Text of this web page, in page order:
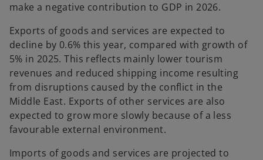
make a negative contribution to GDP in 2026.
Exports of goods and services are expected to
decline by 0.6% this year, compared with growth of
5% in 2025. This reflects mainly lower tourism
revenues and reduced shipping income resulting
from disruptions caused by the conflict in the
Middle East. Exports of other services are also
expected to grow more slowly because of a less
favourable external environment.
Imports of goods and services are projected to